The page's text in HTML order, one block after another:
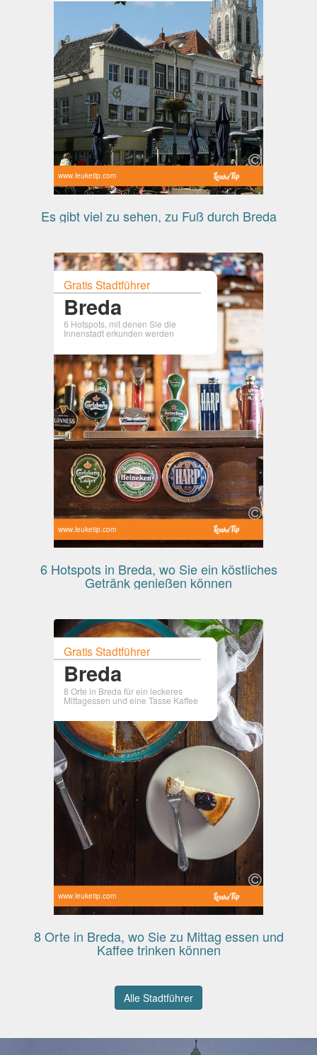
www.leuketip.com
Es gibt viel zu sehen, zu Fuß durch Breda
Gratis Stadtführer
Breda
6 Hotspots, mit denen Sie die
Innenstadt erkunden werden
www.leuketip.com
6 Hotspots in Breda, wo Sie ein köstliches
Getränk genießen können
Gratis Stadtführer
Breda
8 Orte in Breda für ein leckeres
Mittagessen und eine Tasse Kaffee
www.leuketip.com
8 Orte in Breda, wo Sie zu Mittag essen und
Kaffee trinken können
Alle Stadtführer